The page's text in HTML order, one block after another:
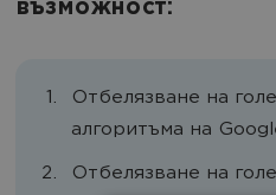
възможност:
Отбелязване на
алгоритъма на
Отбелязване на